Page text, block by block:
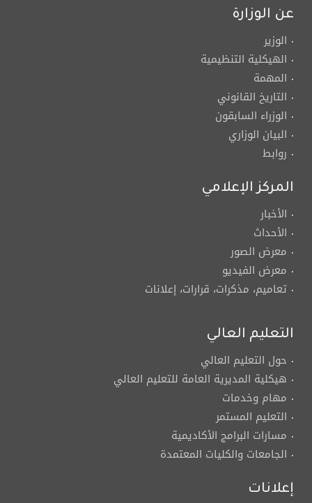
عن الوزارة
الوزير
الهيكلية التنظيمية
المهمة
التاريخ القانوني
الوزراء السابقون
البيان الوزاري
روابط
المركز الإعلامي
الأخبار
الأحداث
معرض الصور
معرض الفيديو
تعاميم، مذكرات، قرارات، إعلانات
التعليم العالي
حول التعليم العالي
هيكلية المديرية العامة للتعليم العالي
مهام وخدمات
التعليم المستمر
مسارات البرامج الأكاديمية
الجامعات والكليات المعتمدة
إعلانات